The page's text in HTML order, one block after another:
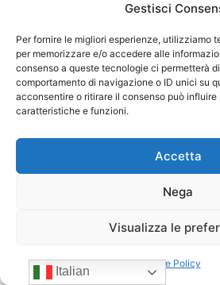
Gestisci
Per fornire le migliori esperienze, utilizziamo
per memorizzare e/o accedere alle
consenso a queste tecnologie ci permetterà
comportamento di navigazione o ID unici su
acconsentire o ritirare il consenso può
caratteristiche e funzioni.
Accetta
Nega
Visualizza le
Cookie Policy
Italian